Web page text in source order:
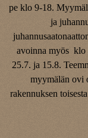
pe klo 9-18.
ja
avoinna myös klo
25.7. ja 15.8.
myymälän ovi
rakennuksen